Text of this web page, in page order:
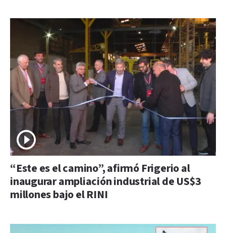
“Este es el camino”, afirmó Frigerio al
inaugurar ampliación industrial de US$3
millones bajo el RINI